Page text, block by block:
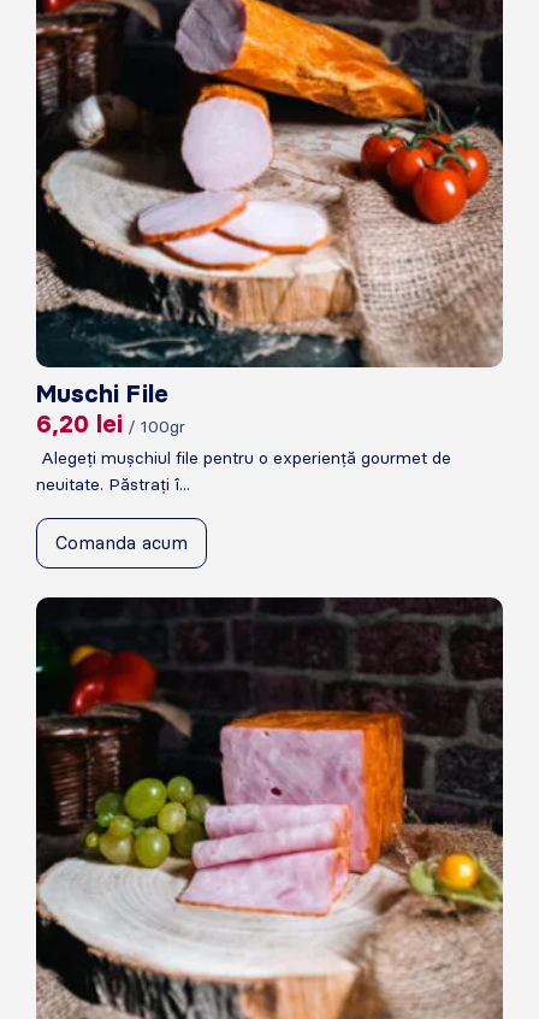
Muschi File
6,20 lei / 100gr
Alegeți mușchiul file pentru o experiență gourmet de
neuitate. Păstrați î...
Comanda acum